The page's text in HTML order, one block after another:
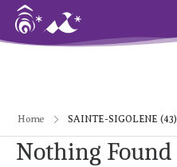
Home SAINTE-SIGOLENE (43)
Nothing Found